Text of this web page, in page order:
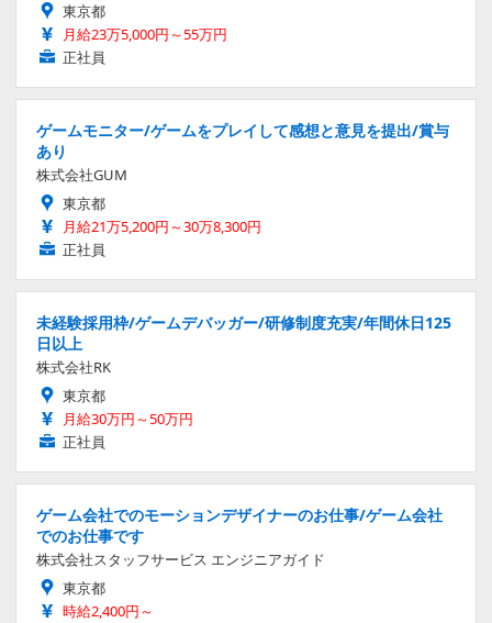
東京都
月給23万5,000円～55万円
正社員
ゲームモニター/ゲームをプレイして感想と意見を提出/賞与
あり
株式会社GUM
東京都
月給21万5,200円～30万8,300円
正社員
未経験採用枠/ゲームデバッガー/研修制度充実/年間休日125
日以上
株式会社RK
東京都
月給30万円～50万円
正社員
ゲーム会社でのモーションデザイナーのお仕事/ゲーム会社
でのお仕事です
株式会社スタッフサービス エンジニアガイド
東京都
時給2,400円～